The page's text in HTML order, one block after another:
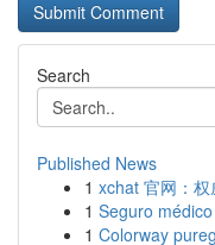
Search
Published News
1 xchat 官网：
1 Seguro
1 Colorway